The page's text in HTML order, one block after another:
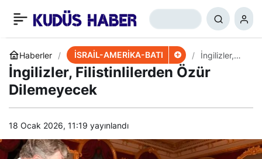
Haberler İSRAİL-AMERİKA-BATI
İngilizler,
Filistinlilerde
n Özür
İngilizler, Filistinlilerden Özür
Dilemeyecek
18 Ocak 2026, 11:19 yayınlandı
İsviçre’nin Diplomasideki
Güvenilirliğine Leke
Değdi
+ 0 Paylaş